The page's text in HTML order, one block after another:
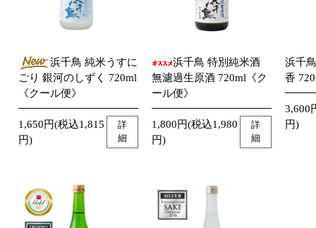
浜千鳥 純米うすに
ごり 銀河のしずく 720ml
《クール便》
1,650円(税込1,815
円)
詳
細
浜千鳥 特別純米酒
無濾過生原酒 720ml《ク
ール便》
1,800円(税込1,980
円)
詳
細
浜千
香
3,600
円)